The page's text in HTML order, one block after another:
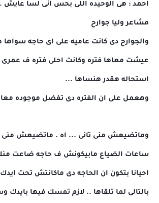
احمد : هى الوحيده اللى بحس انى لسا عايش .
مشاعر وليا جوارح
والجوارح دى كانت عاميه على اى حاجه
عيشت معاها فتره وكانت احلى فتره ف عمرى
استحاله هقدر هنساها ...
وهعمل على ان الفتره دى تفضل موجوده
وماتضيعش منى تانى ... اه . ماتضيعش منى
ساعات الضياع مابيكونش ف حاجه ضاعت
احيانا بتكون ان الحاجه دى ماكانتش تحت
بالتالى لما تلقاها .. لازم تمسك فيها بايدك